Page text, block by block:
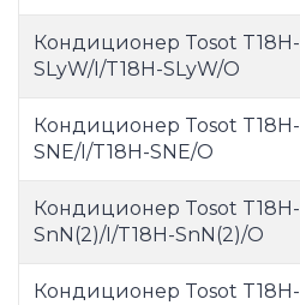
Кондиционер Tosot T18H-
SLyW/I/T18H-SLyW/O
Кондиционер Tosot T18H-
SNE/I/T18H-SNE/O
Кондиционер Tosot T18H-
SnN(2)/I/T18H-SnN(2)/O
Кондиционер Tosot T18H-